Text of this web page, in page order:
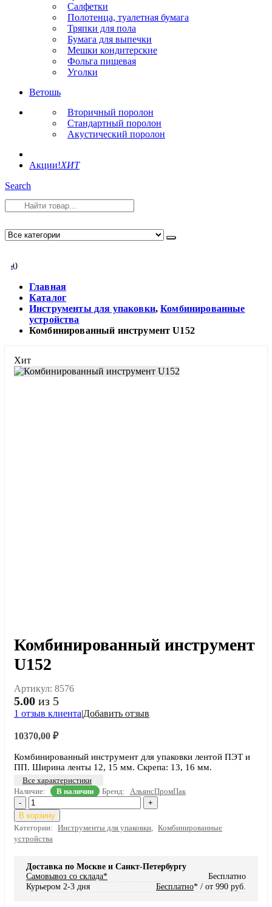
Салфетки
Полотенца, туалетная бумага
Тряпки для пола
Бумага для выпечки
Мешки кондитерские
Фольга пищевая
Уголки
Ветошь
Вторичный поролон
Стандартный поролон
Акустический поролон
Акции!ХИТ
Search
00
Главная
Каталог
Инструменты для упаковки,Комбинированные
устройства
Комбинированный инструмент U152
Хит
Комбинированный инструмент
U152
Артикул: 8576
5.00 из 5
1 отзыв клиента|Добавить отзыв
10370,00 ₽
Комбинированный инструмент для упаковки лентой ПЭТ и
ПП. Ширина ленты 12, 15 мм. Скрепа: 13, 16 мм.
Все характеристики
Наличие:
В наличии Бренд:
АльянсПромПак
-
+
В корзину
Категории: Инструменты для упаковки
Комбинированные
устройства
Доставка по Москве и Санкт-Петербургу
Самовывоз со склада*
Бесплатно
Курьером 2-3 дня
Бесплатно* / от 990 руб.